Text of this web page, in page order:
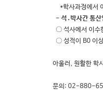
*학사과정에서
- 석․박사간 통산
〇 석사에서 이수
〇 성적이 B0 이
아울러, 원활한 학
문의: 02-880-